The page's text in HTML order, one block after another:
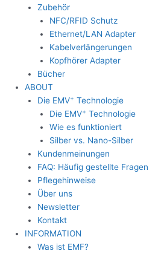
Zubehör
NFC/RFID Schutz
Ethernet/LAN Adapter
Kabelverlängerungen
Kopfhörer Adapter
Bücher
ABOUT
Die EMV+ Technologie
Die EMV+ Technologie
Wie es funktioniert
Silber vs. Nano-Silber
Kundenmeinungen
FAQ: Häufig gestellte Fragen
Pflegehinweise
Über uns
Newsletter
Kontakt
INFORMATION
Was ist EMF?